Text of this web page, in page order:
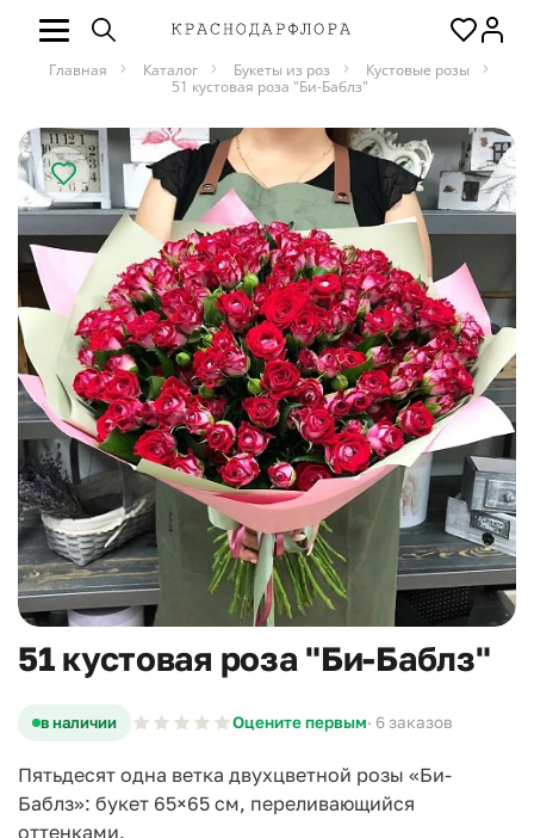
Главная Каталог Букеты из роз
Кустовые розы
51 кустовая роза "Би-Баблз"
51 кустовая роза "Би-Баблз"
в наличии Оцените первым· 6 заказов
Пятьдесят одна ветка двухцветной розы «Би-
Баблз»: букет 65×65 см, переливающийся
оттенками.